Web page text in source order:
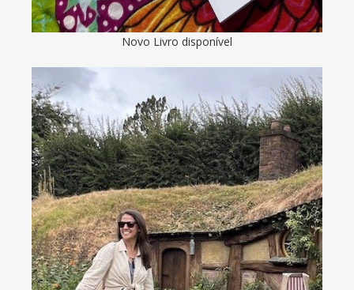
Novo Livro disponível